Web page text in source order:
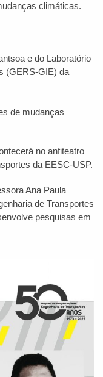
climáticas.
e do Laboratório
(GERS-GIE) da
de mudanças
no anfiteatro
da EESC-USP.
Ana Paula
de Transportes
pesquisas em